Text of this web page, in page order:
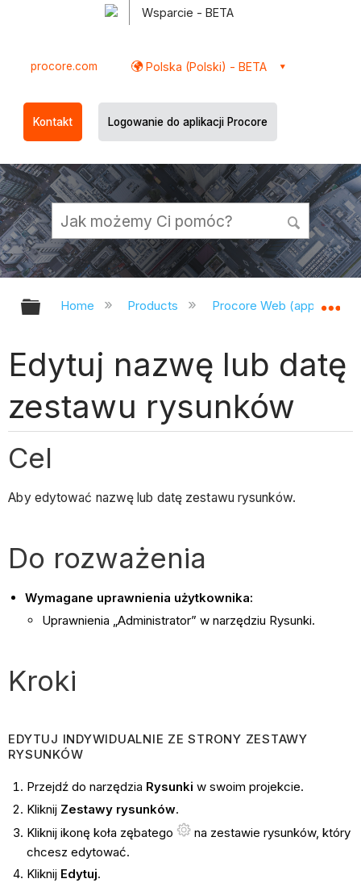
Wsparcie - BETA
procore.com Polska (Polski) - BETA
Kontakt Logowanie do aplikacji Procore
Expand/collapse global hierarchy
Home Products Procore Web
Edytuj nazwę lub datę
zestawu rysunków
Cel
Aby edytować nazwę lub datę zestawu rysunków.
Do rozważenia
Wymagane uprawnienia użytkownika:
Uprawnienia „Administrator” w narzędziu Rysunki.
Kroki
EDYTUJ INDYWIDUALNIE ZE STRONY ZESTAWY
RYSUNKÓW
Przejdź do narzędzia Rysunki w swoim projekcie.
Kliknij Zestawy rysunków.
Kliknij ikonę koła zębatego
na zestawie rysunków, który
chcesz edytować.
Kliknij Edytuj.